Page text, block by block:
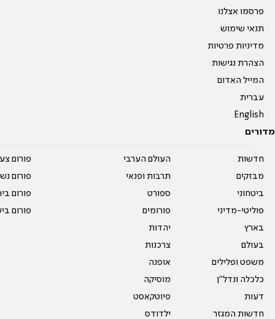
פרסמו אצלנו
תנאי שימוש
מדיניות פרטיות
הצהרת נגישות
המייל האדום
עברית
English
מדורים
חדשות
מבזקים
ביטחוני
פוליטי-מדיני
בארץ
בעולם
משפט ופלילים
כלכלה ונדל"ן
דעות
חדשות המגזר
העולם הערבי
תרבות ופנאי
ספורט
פורומים
יהדות
צרכנות
אופנה
מוסיקה
פיוטקאסט
ילדודס
פורום
פורום
פורום
פורום